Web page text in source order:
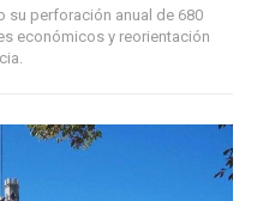
su perforación anual de 680
económicos y reorientación